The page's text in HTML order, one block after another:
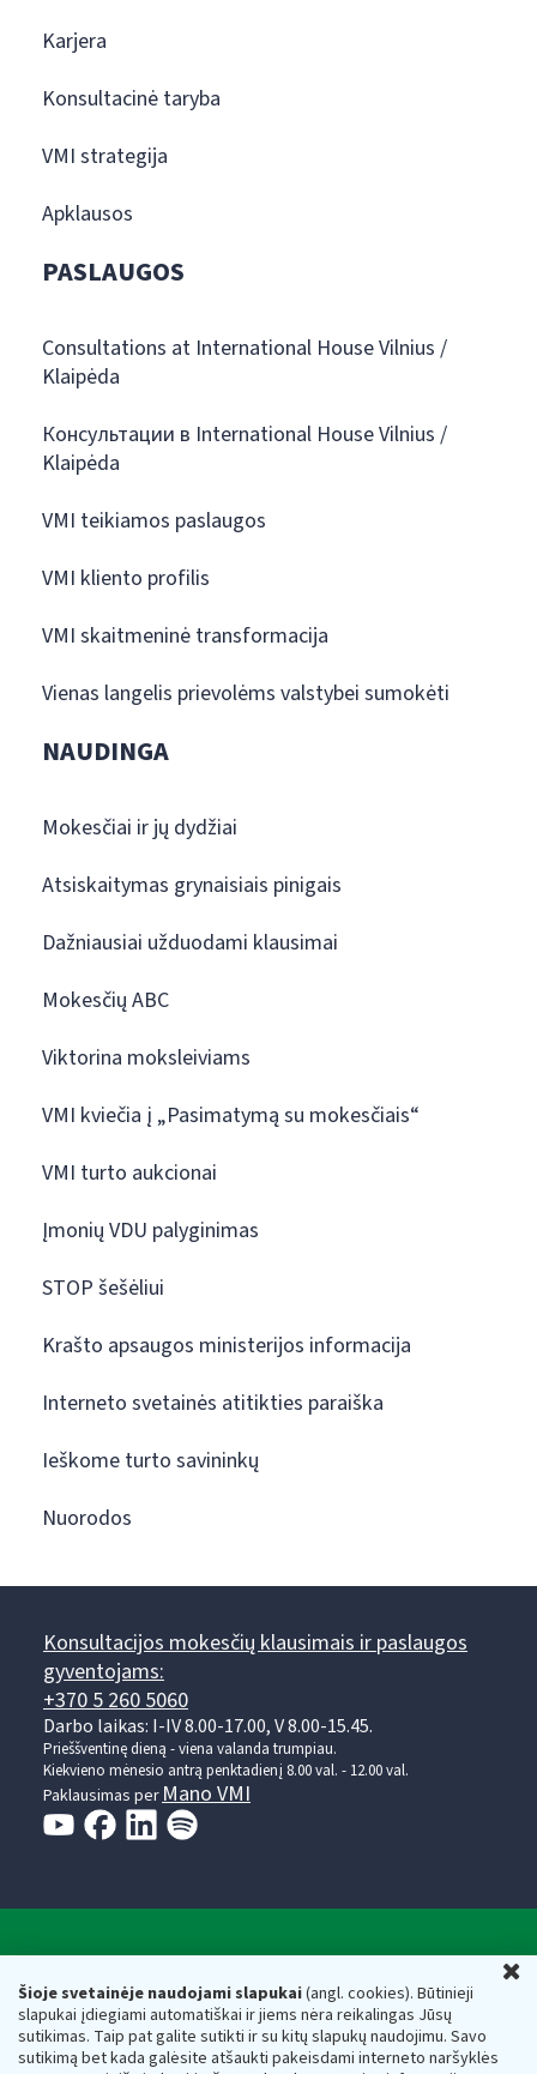
Šioje svetainėje naudojami slapukai(angl. cookies). Būtinieji
slapukai įdiegiami automatiškai ir jiems nėra reikalingas Jūsų
sutikimas. Taip pat galite sutikti ir su kitų slapukų naudojimu. Savo
sutikimą bet kada galėsite atšaukti pakeisdami interneto naršyklės
Karjera
Konsultacinė taryba
VMI strategija
Apklausos
PASLAUGOS
Consultations at International House Vilnius /
Klaipėda
Консультации в International House Vilnius /
Klaipėda
VMI teikiamos paslaugos
VMI kliento profilis
VMI skaitmeninė transformacija
Vienas langelis prievolėms valstybei sumokėti
NAUDINGA
Mokesčiai ir jų dydžiai
Atsiskaitymas grynaisiais pinigais
Dažniausiai užduodami klausimai
Mokesčių ABC
Viktorina moksleiviams
VMI kviečia į „Pasimatymą su mokesčiais“
VMI turto aukcionai
Įmonių VDU palyginimas
STOP šešėliui
Krašto apsaugos ministerijos informacija
Interneto svetainės atitikties paraiška
Ieškome turto savininkų
Nuorodos
Konsultacijos mokesčių klausimais ir paslaugos
gyventojams:
+370 5 260 5060
Darbo laikas: I-IV 8.00-17.00, V 8.00-15.45.
Prieššventinę dieną - viena valanda trumpiau.
Kiekvieno mėnesio antrą penktadienį 8.00 val. - 12.00 val.
Paklausimas per Mano VMI
Respublikos finansų ministerijos
Biudžetinė įstaiga. Juridinio asmens kodas — 188659752,
adresas: Vasario 16-osios g. 14, 01107 Vilnius, Lietuva, el.paštas: